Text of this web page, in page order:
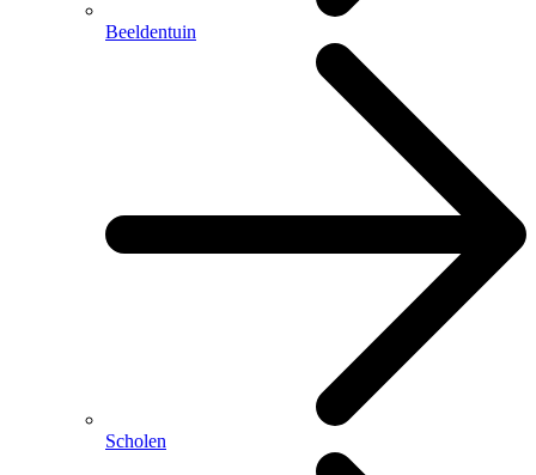
Beeldentuin
Scholen